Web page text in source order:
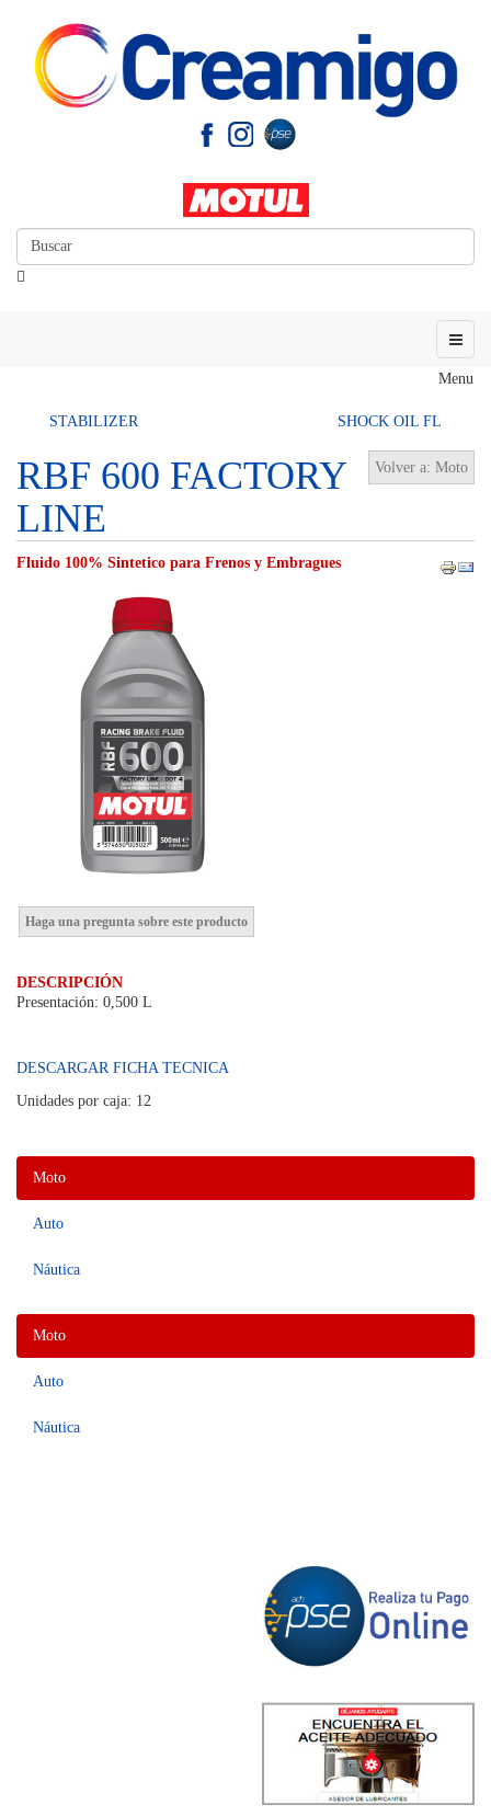
Menu
STABILIZER SHOCK OIL FL
Volver a: Moto
RBF 600 FACTORY
LINE
Fluido 100% Sintetico para Frenos y Embragues
Haga una pregunta sobre este producto
DESCRIPCIÓN
Presentación: 0,500 L
DESCARGAR FICHA TECNICA
Unidades por caja: 12
Moto
Auto
Náutica
Moto
Auto
Náutica